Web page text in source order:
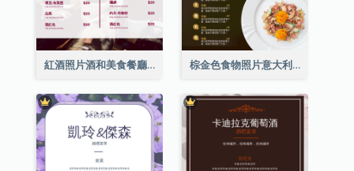
紅酒照片酒和美食餐廳菜單 棕金色食物照片意大利食物菜單